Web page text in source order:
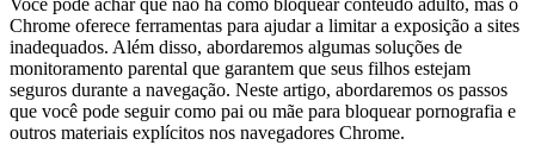
Você pode achar que não há como bloquear conteúdo adulto, mas o
Chrome oferece ferramentas para ajudar a limitar a exposição a sites
inadequados. Além disso, abordaremos algumas soluções de
monitoramento parental que garantem que seus filhos estejam
seguros durante a navegação. Neste artigo, abordaremos os passos
que você pode seguir como pai ou mãe para bloquear pornografia e
outros materiais explícitos nos navegadores Chrome.